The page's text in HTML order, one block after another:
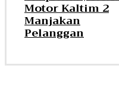
Motor Kaltim 2
Manjakan
Pelanggan